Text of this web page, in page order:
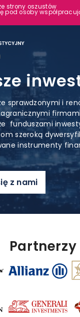
strony oszustów
pod osoby
sprawdzonymi i
funduszami
szeroką
instrumenty
z nami
Partnerzy